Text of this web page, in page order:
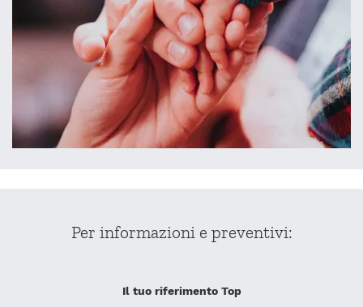
Per informazioni e preventivi:
Il tuo riferimento Top